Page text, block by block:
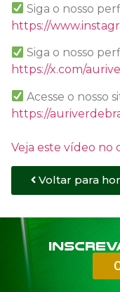
Siga o nosso
https://
Siga o nosso
https://x.com/
Acesse o nosso
https://
Veja este vídeo no
Voltar para